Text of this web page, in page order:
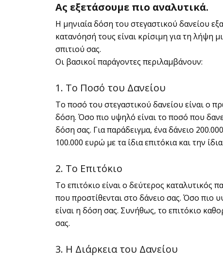
Ας εξετάσουμε πιο αναλυτικά.
Η μηνιαία δόση του στεγαστικού δανείου
κατανόησή τους είναι κρίσιμη για τη λήψη
σπιτιού σας.
Οι βασικοί παράγοντες περιλαμβάνουν:
1. Το Ποσό του Δανείου
Το ποσό του στεγαστικού δανείου είναι ο
δόση. Όσο πιο υψηλό είναι το ποσό που
δόση σας. Για παράδειγμα, ένα δάνειο
100.000 ευρώ με τα ίδια επιτόκια και την
2. Το Επιτόκιο
Το επιτόκιο είναι ο δεύτερος καταλυτικός
που προστίθενται στο δάνειο σας. Όσο πιο
είναι η δόση σας. Συνήθως, το επιτόκιο
σας.
3. Η Διάρκεια του Δανείου